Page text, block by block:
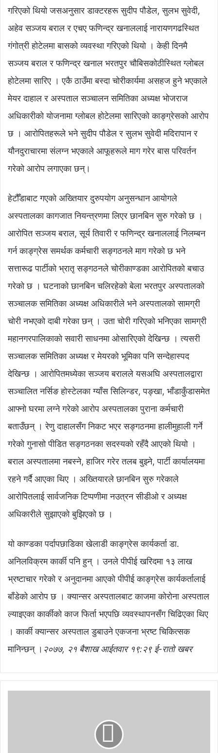
गरिएको थियो जसअनुसार डाक्टरहरू सुदीप पौडेल, सुलभ सुवेदी,
अहेव सञ्जय बराल र एचए फणिन्द्र खनाललाई नारायणगढस्थित
गंगोत्री होटेलमा बासको व्यवस्था गरिएको थियो । केही दिनमै
सञ्जय बराल र फणिन्द्र खनाल भरतपुर चौबिसकोठीस्थित ग्लोबल
होटेलमा सारिए । एकै ठाउँमा बस्दा चोरीकार्यमा असहज हुने भएकाले
मेयर दाहाल र अस्पताल सञ्चालन समितिका अध्यक्ष भोजराज
अधिकारीको योजनामा ग्लोबल होटेलमा सारिएको काङ्ग्रेसको आरोप
छ । आरोपितहरूले भने सुदीप पौडेल र सुलभ सुवेदी मदिरापान र
यौनदुराचारमा संलग्न भएकाले आफूहरूले माग गरेर बास परिवर्तन
गरेको आरोप लगाएका छन्।
हेटौँडाबाट गएको अख्तियार दुरुपयोग अनुसन्धान आयोगले
अस्पतालका कागजात नियन्त्रणमा लिएर छानबिन सुरु गरेको छ ।
आरोपित सञ्जय बराल, सूर्य तिवारी र फणिन्द्र खनाललाई निलम्बन
गर्न काङ्ग्रेस समर्थक कर्मचारी सङ्गठनले माग गरेको छ भने
सत्तारूढ पार्टीको भ्रातृ सङ्गठनले चोरीकाण्डका आरोपितको बचाउ
गरेको छ । घटनाको छानबिन चलिरहेको बेला भरतपुर अस्पतालको
सञ्चालक समितिका अध्यक्ष अधिकारीले भने अस्पतालको सामग्री
चोरी नभएको दाबी गरेका छन् । उता चोरी गरिएको भनिएका सामग्री
महानगरपालिकाको सवारी साधनमा ओसारिएको देखिन्छ । त्यसरी
सञ्चालक समितिका अध्यक्ष र मेयरको भूमिका पनि सन्देहास्पद
देखिन्छ । आरोपितमध्येका सञ्जय बरालले यसअघि अस्पतालद्वारा
सञ्चालित नर्सिङ होस्टेलका ग्याँस सिलिन्डर, पङ्खा, भाँडाकुँडासमेत
आफ्नो घरमा लग्ने गरेको आरोप अस्पतालका पुराना कर्मचारी
बताउँछन् । रेणु दाहालसँग निकट भएर सङ्गठनमा हालीमुहाली गर्ने
गरेको गुनासो पीडित सङ्गठनका सदस्यको रहँदै आएको थियो ।
बराल अस्पतालमा नबस्ने, हाजिर गरेर तलब बुझ्ने, पार्टी कार्यालयमा
रहने गर्दै आएका थिए । अख्तियारले छानबिन सुरु गरेकाले
आरोपितलाई सार्वजनिक टिप्पणीमा नउत्रन सीडीओ र अध्यक्ष
अधिकारीले सुझाएको बुझिएको छ ।
यो काण्डका पर्दापछाडिका खेलाडी काङ्ग्रेस कार्यकर्ता डा.
अनिलविक्रम कार्की पनि हुन् । उनले पीपीई खरिदमा १३ लाख
भ्रष्टाचार गरेको र अनुदानमा आएको पीपीई काङ्ग्रेस कार्यकर्तालाई
बाँडेको आरोप छ । क्यान्सर अस्पतालबाट काजमा कोरोना अस्पताल
ल्याइएका कार्कीको काज फिर्ता भएपछि व्यवस्थापनसँग चिढिएका थिए
। कार्की क्यान्सर अस्पताल डुबाउने एकजना भ्रष्ट चिकित्सक
मानिन्छन् । २०७७, २१ बैशाख आईतवार १९:२९ ई-रातो खबर